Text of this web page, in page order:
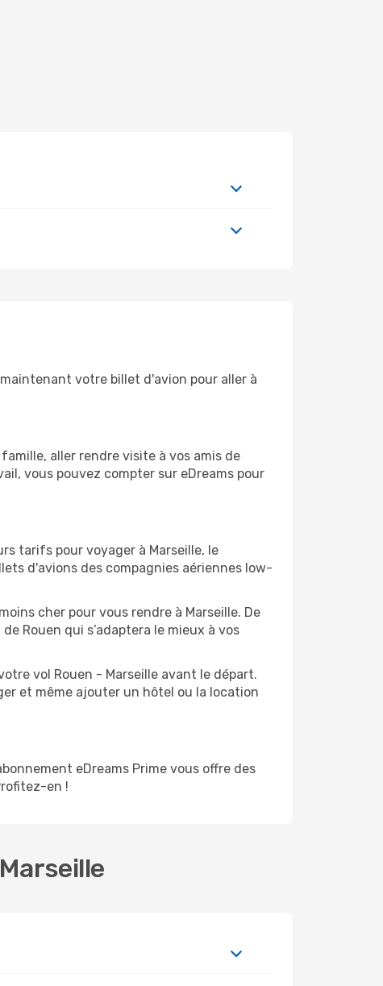
votre billet d'avion pour aller à
aller rendre visite à vos amis de
vous pouvez compter sur eDreams pour
tarifs pour voyager à Marseille, le
d'avions des compagnies aériennes low-
cher pour vous rendre à Marseille. De
Rouen qui s’adaptera le mieux à vos
vol Rouen - Marseille avant le départ.
et même ajouter un hôtel ou la location
eDreams Prime vous offre des
en !